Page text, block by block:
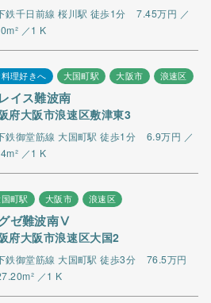
鉄千日前線 桜川駅 徒歩1分
7.45万円 ／
／1 K
理好きへ 大国町駅 大阪市 浪速区
イス難波南
府大阪市浪速区敷津東3
鉄御堂筋線 大国町駅 徒歩1分
6.9万円 ／
／1 K
町駅 大阪市 浪速区
ゼ難波南Ⅴ
府大阪市浪速区大国2
鉄御堂筋線 大国町駅 徒歩3分
76.5万円
／1 K